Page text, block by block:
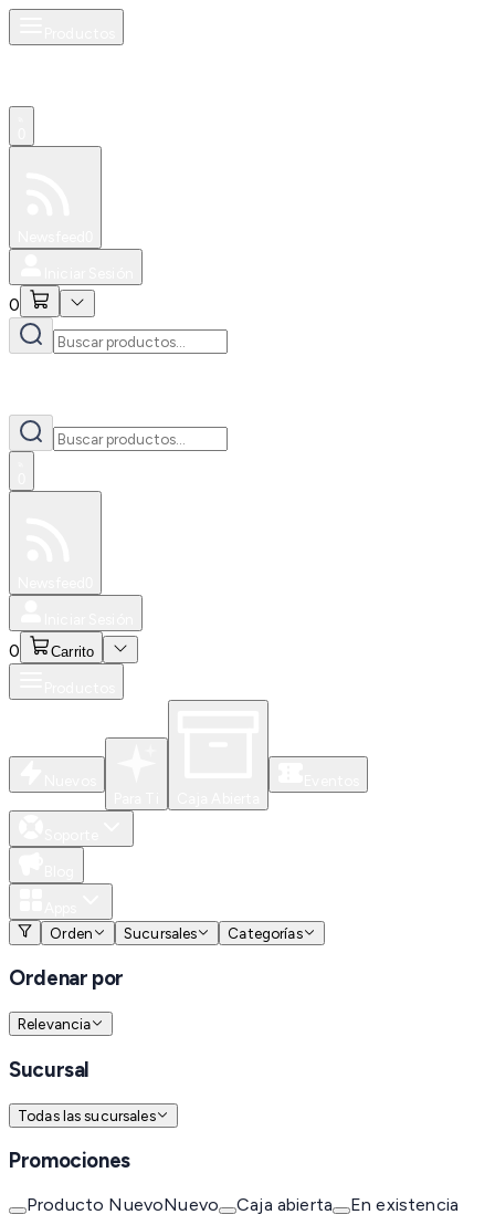
0
0 Carrito
Orden
Sucursales Categorías
Ordenar por
Relevancia
Sucursal
Todas las sucursales
Promociones
Producto NuevoNuevo Caja abierta En existencia